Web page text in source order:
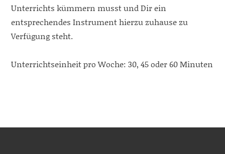
Unterrichts kümmern musst und Dir ein
entsprechendes Instrument hierzu zuhause zu
Verfügung steht.
Unterrichtseinheit pro Woche: 30, 45 oder 60 Minuten